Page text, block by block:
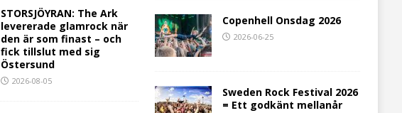
STORSJÖYRAN: The Ark
levererade glamrock när
den är som finast – och
fick tillslut med sig
Östersund
2026-08-05
Copenhell Onsdag 2026
2026-06-25
Sweden Rock Festival 2026
= Ett godkänt mellanår